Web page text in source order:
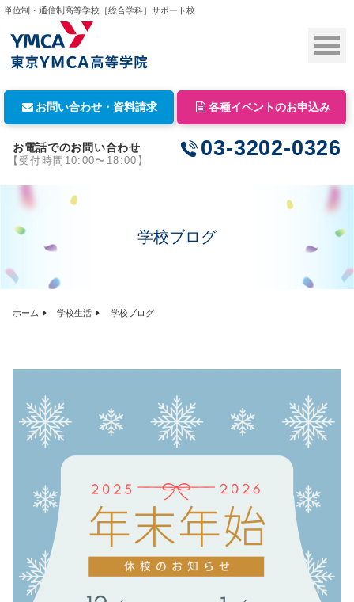
単位制・通信制高等学校［総合学科］サポート校
お問い合わせ・資料請求 各種イベントのお申込み
お電話でのお問い合わせ
【受付時間10:00〜18:00】
03-3202-0326
学校ブログ
ホーム 学校生活 学校ブログ